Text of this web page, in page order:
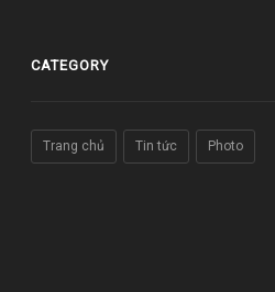
CATEGORY
Trang chủ Tin tức Photo